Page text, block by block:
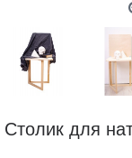
Столик для